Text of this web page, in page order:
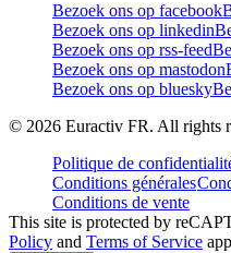
Bezoek ons op facebook
Bezoek ons op linkedin
Bezoek ons op rss-feed
Bezoek ons op mastodon
Bezoek ons op bluesky
© 2026 Euractiv FR. All rights
Politique de
Conditions générales
Conditions de vente
This site is protected by
Policy and Terms of Service